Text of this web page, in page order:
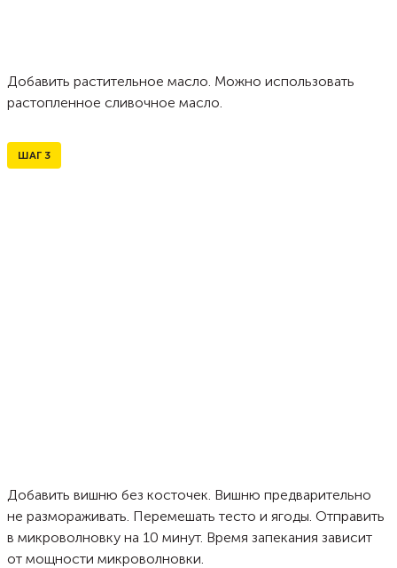
Добавить растительное масло. Можно использовать
растопленное сливочное масло.
ШАГ 3
Добавить вишню без косточек. Вишню предварительно
не размораживать. Перемешать тесто и ягоды. Отправить
в микроволновку на 10 минут. Время запекания зависит
от мощности микроволновки.